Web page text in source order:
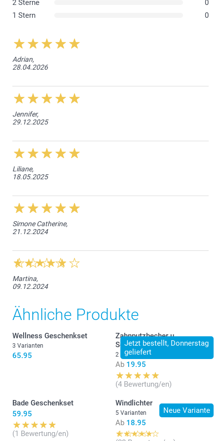
Gross: 30-35 Stunden
2 Sterne
0
1 Stern
0
Adrian,
28.04.2026
Jennifer,
29.12.2025
Liliane,
18.05.2025
Simone Catherine,
21.12.2024
Martina,
09.12.2024
Ähnliche Produkte
Wellness Geschenkset
3 Varianten
65.95
Jetzt bestellt, Donnerstag
geliefert
Zahnputzbecher u.
Seifenspender
2 Varianten
Ab 19.95
(4 Bewertung/en)
Bade Geschenkset
59.95
(1 Bewertung/en)
Neue Variante
Windlichter
5 Varianten
Ab 18.95